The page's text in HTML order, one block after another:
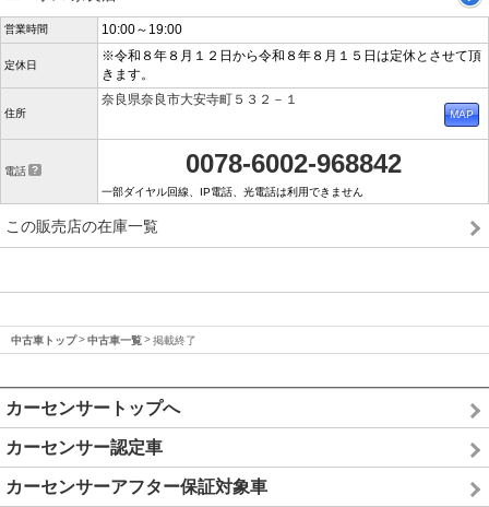
営業時間 10:00～19:00
定休日
※令和８年８月１２日から令和８年８月１５日は定休とさせて頂
きます。
住所
奈良県奈良市大安寺町５３２－１
電話 0078-6002-968842
一部ダイヤル回線、IP電話、光電話は利用できません
この販売店の在庫一覧
中古車トップ 中古車一覧 掲載終了
カーセンサートップへ
カーセンサー認定車
カーセンサーアフター保証対象車